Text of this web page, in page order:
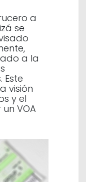
a
se
a la
Este
visión
y el
VOA